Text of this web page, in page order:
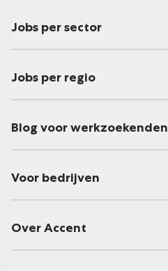
Jobs per sector
Jobs per regio
Blog voor werkzoekenden
Voor bedrijven
Over Accent